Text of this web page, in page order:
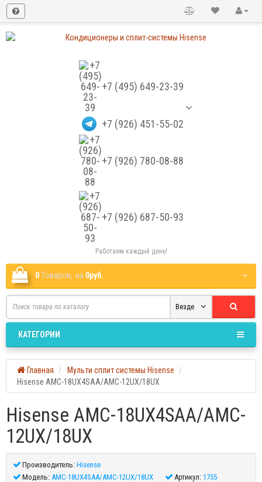
+7 (495) 649-23-39
+7 (926) 451-55-02
+7 (926) 780-08-88
+7 (926) 687-50-93
Работаем каждый день!
0Tоваров, на 0руб.
Везде
КАТЕГОРИИ
Главная
Мульти сплит системы Hisense
Hisense AMC-18UX4SAA/AMC-12UX/18UX
Hisense AMC-18UX4SAA/AMC-
12UX/18UX
Производитель: Hisense
Модель: AMC-18UX4SAA/AMC-12UX/18UX Артикул: 1755